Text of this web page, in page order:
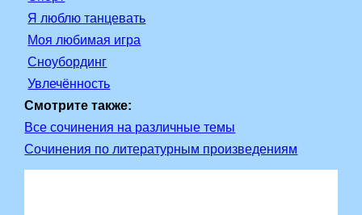
Я люблю танцевать
Моя любимая игра
Сноубординг
Увлечённость
Смотрите также:
Все сочинения на различные темы
Сочинения по литературным произведениям